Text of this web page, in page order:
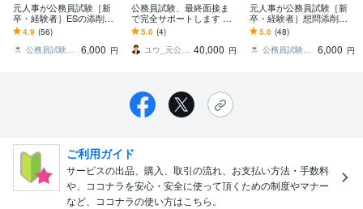
元人事が公務員試験［新
卒・経験者］ESの添削し
ます 国般・地上・市町村
（行政、技術、ICT、管理
職、障がい者枠）
4.9 (56)
公務員試験対策研究所
6,000 円
公務員試験、最終面接ま
で完全サポートします 落
ちる理由を知り尽くした
人事が、合格まで導きま
す
5.0 (4)
ユウ_元公務員・現役人事 40,000 円
元人事が公務員試験［新
卒・経験者］想問添削し
ます 国般・地上・市町村
（行政、技術、ICT、管理
職、障がい者枠）
5.0 (48)
公務員試験対策研究所
6,000 円
ご利用ガイド
サービスの出品、購入、取引の流れ、お支払い方法・手数料
や、ココナラを安心・安全に使って頂くための制度やマナー
など、ココナラの使い方はこちら。